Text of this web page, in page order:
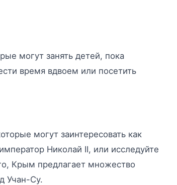
могут занять детей, пока
время вдвоем или посетить
могут заинтересовать как
Николай II, или исследуйте
Крым предлагает множество
Учан-Су.